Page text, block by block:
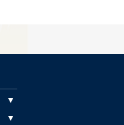
▼
▼